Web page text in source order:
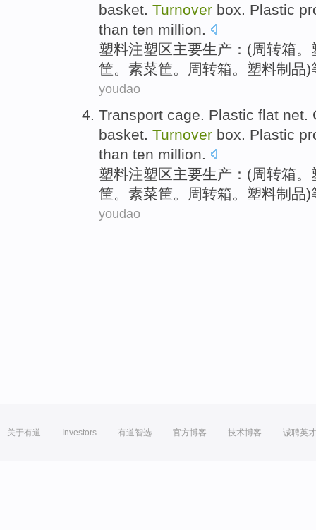
basket. Turnover box Plastic
than ten million.
塑料注塑区主要生产：(周转箱 。
筐 。素菜筐。周转箱。塑料制品)
youdao
Transport cage. Plastic flat net.
basket. Turnover box. Plastic
than ten million.
塑料注塑区主要生产：(周转箱。
筐。素菜筐。周转箱。塑料制品)
youdao
关于有道 Investors 有道智选 官方博客 技术博客 诚聘英才